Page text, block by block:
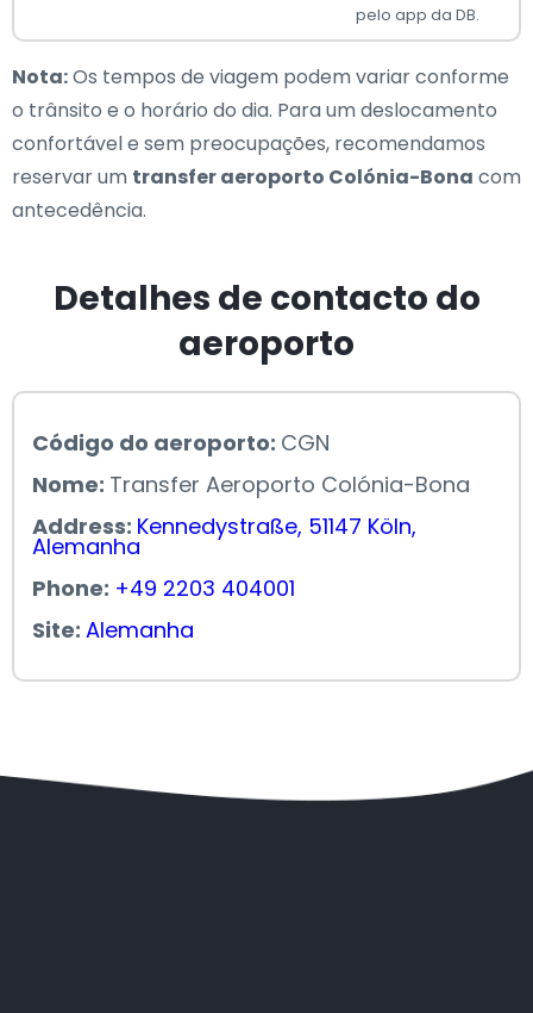
pelo app da DB.
Nota:Os tempos de viagem podem variar conforme
o trânsito e o horário do dia. Para um deslocamento
confortável e sem preocupações, recomendamos
reservar um transfer aeroporto Colónia-Bona com
antecedência.
Detalhes de contacto do
aeroporto
Código do aeroporto: CGN
Nome: Transfer Aeroporto Colónia-Bona
Address: Kennedystraße, 51147 Köln,
Alemanha
Phone: +49 2203 404001
Site: Alemanha